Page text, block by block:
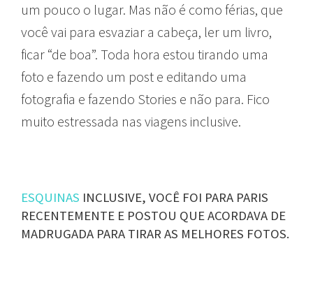
um pouco o lugar. Mas não é como férias, que
você vai para esvaziar a cabeça, ler um livro,
ficar “de boa”. Toda hora estou tirando uma
foto e fazendo um post e editando uma
fotografia e fazendo Stories e não para. Fico
muito estressada nas viagens inclusive.
ESQUINAS INCLUSIVE, VOCÊ FOI PARA PARIS
RECENTEMENTE E POSTOU QUE ACORDAVA DE
MADRUGADA PARA TIRAR AS MELHORES FOTOS.